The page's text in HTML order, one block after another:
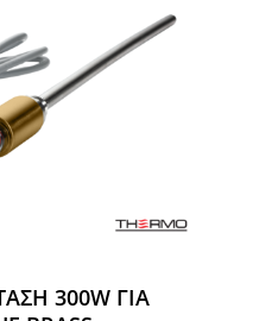
300W ΓΙΑ